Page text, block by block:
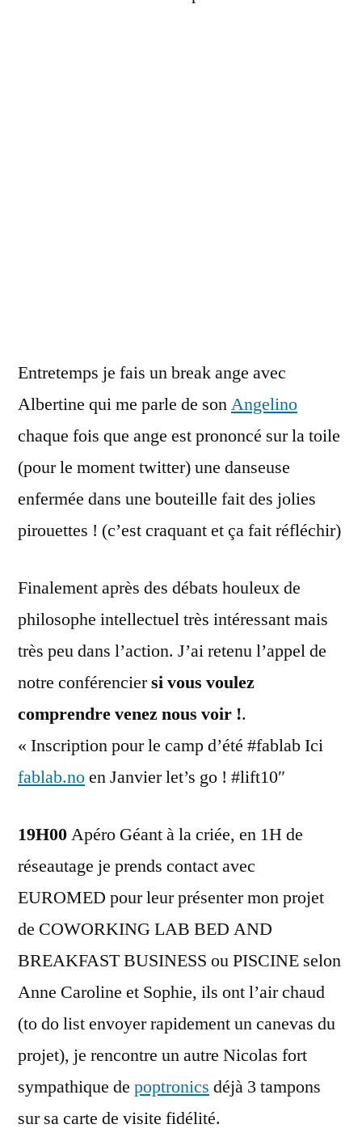
Entretemps je fais un break ange avec
Albertine qui me parle de sonAngelino
chaque fois que ange est prononcé sur la toile
(pour le moment twitter) une danseuse
enfermée dans une bouteille fait des jolies
pirouettes ! (c’est craquant et ça fait réfléchir)
Finalement après des débats houleux de
philosophe intellectuel très intéressant mais
très peu dans l’action. J’ai retenu l’appel de
notre conférenciersi vous voulez
comprendre venez nous voir !.
« Inscription pour le camp d’été #fablab Ici
fablab.noen Janvier let’s go ! #lift10″
19H00Apéro Géant à la criée, en 1H de
réseautage je prends contact avec
EUROMED pour leur présenter mon projet
de COWORKING LAB BED AND
BREAKFAST BUSINESS ou PISCINE selon
Anne Caroline et Sophie, ils ont l’air chaud
(to do list envoyer rapidement un canevas du
projet), je rencontre un autre Nicolas fort
sympathique de poptronics déjà 3 tampons
sur sa carte de visite fidélité.